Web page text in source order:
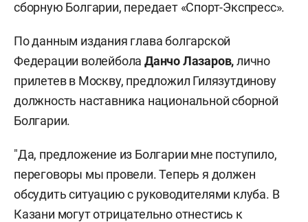
сборную Болгарии, передает «Спорт-Экспресс».
По данным издания глава болгарской
Федерации волейболаДанчо Лазаров,лично
прилетев в Москву, предложил Гилязутдинову
должность наставника национальной сборной
Болгарии.
"Да, предложение из Болгарии мне поступило,
переговоры мы провели. Теперь я должен
обсудить ситуацию с руководителями клуба. В
Казани могут отрицательно отнестись к